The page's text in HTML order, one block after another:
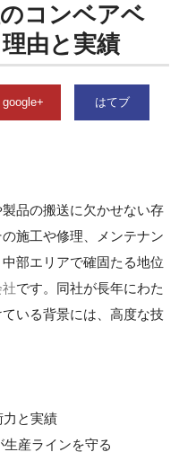
コンベアベ
由と実績
google+ はてブ
品の搬送に欠かせない存
施工や修理、メンテナン
部エリアで確固たる地位
です。同社が長年にわた
いる背景には、高度な技
力と実績
産ラインを守る